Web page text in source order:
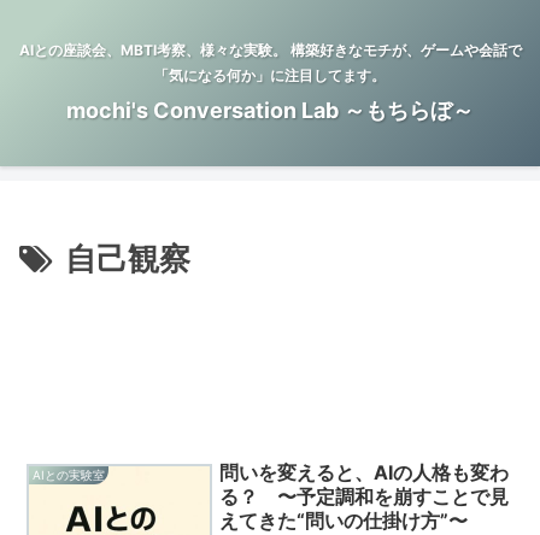
AIとの座談会、MBTI考察、様々な実験。 構築好きなモチが、ゲームや会話で
「気になる何か」に注目してます。
mochi's Conversation Lab ～もちらぼ～
自己観察
AIとの実験室
問いを変えると、AIの人格も変わ
る？ 〜予定調和を崩すことで見
えてきた“問いの仕掛け方”〜